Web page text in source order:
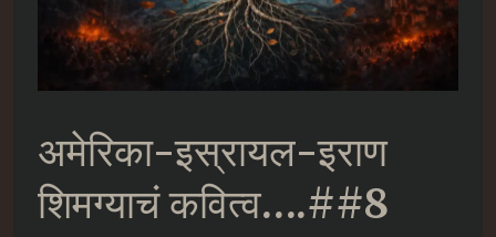
अमेरिका-इस्रायल-इराण
शिमग्याचं कवित्व….##8